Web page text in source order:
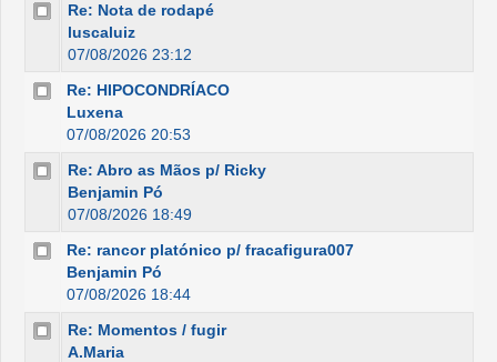
Re: Nota de rodapé
luscaluiz
07/08/2026 23:12
Re: HIPOCONDRÍACO
Luxena
07/08/2026 20:53
Re: Abro as Mãos p/ Ricky
Benjamin Pó
07/08/2026 18:49
Re: rancor platónico p/ fracafigura007
Benjamin Pó
07/08/2026 18:44
Re: Momentos / fugir
A.Maria